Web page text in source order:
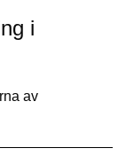
i
av